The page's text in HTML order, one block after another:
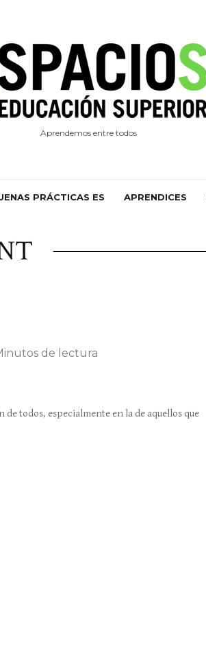
Aprendemos entre todos
PRÁCTICAS ES APRENDICES
de lectura
todos, especialmente en la de aquellos que